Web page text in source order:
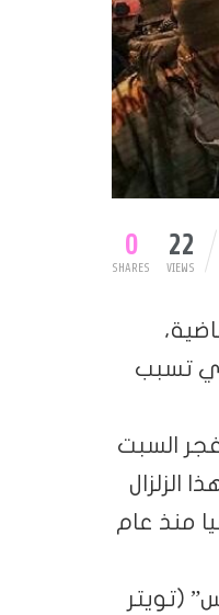
0
SHARES 22
VIEWS
تسبب
فجر السبت
الزلزال
منذ عام
(تويتر